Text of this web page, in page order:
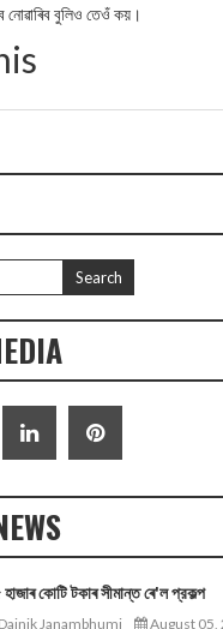
নোৱাৰিব বুলিও তেওঁ কয়।
কোটি টকাৰ সীমান্ত ৰে'ল প্রকল্প
Dainik Janambhumi August 05,